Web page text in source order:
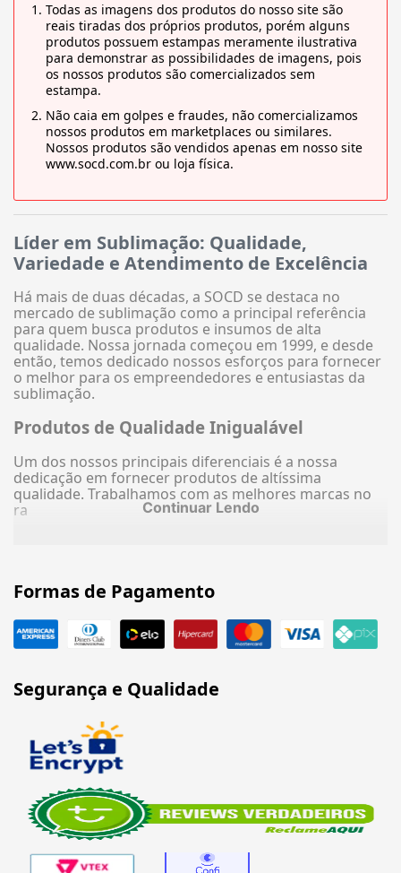
Todas as imagens dos produtos do nosso site são
reais tiradas dos próprios produtos, porém alguns
produtos possuem estampas meramente ilustrativa
para demonstrar as possibilidades de imagens, pois
os nossos produtos são comercializados sem
estampa.
Não caia em golpes e fraudes, não comercializamos
nossos produtos em marketplaces ou similares.
Nossos produtos são vendidos apenas em nosso site
www.socd.com.br ou loja física.
Líder em Sublimação: Qualidade,
Variedade e Atendimento de Excelência
Há mais de duas décadas, a SOCD se destaca no
mercado de sublimação como a principal referência
para quem busca produtos e insumos de alta
qualidade. Nossa jornada começou em 1999, e desde
então, temos dedicado nossos esforços para fornecer
o melhor para os empreendedores e entusiastas da
sublimação.
Produtos de Qualidade Inigualável
Um dos nossos principais diferenciais é a nossa
dedicação em fornecer produtos de altíssima
qualidade. Trabalhamos com as melhores marcas no
ra
Continuar Lendo
Formas de Pagamento
Segurança e Qualidade